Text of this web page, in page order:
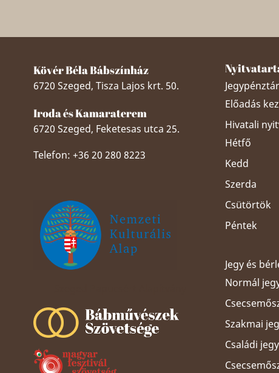
Kövér Béla Bábszínház
6720 Szeged, Tisza Lajos krt. 50.
Iroda és Kamaraterem
6720 Szeged, Feketesas utca 25.
Telefon: +36 20 280 8223
Előadás
Hivatali
Hétfő
Kedd
Szerda
Csütörtök
Péntek
Jegy és
Normál
Szakmai
Családi